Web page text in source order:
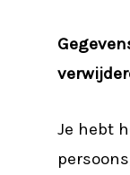
Je hebt